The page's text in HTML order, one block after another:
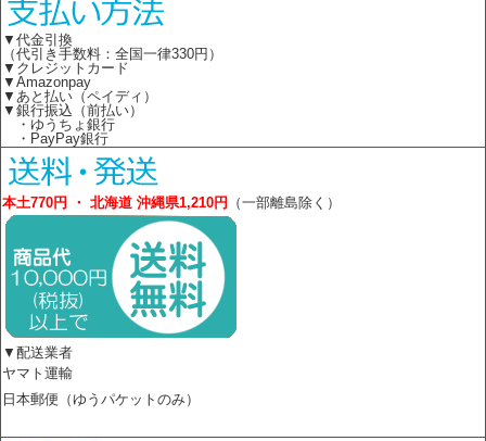
▼代金引換
（代引き手数料：全国一律330円）
▼クレジットカード
▼Amazonpay
▼あと払い（ペイディ）
▼銀行振込（前払い）
・ゆうちょ銀行
・PayPay銀行
本土770円 ・ 北海道 沖縄県1,210円 （一部離島除く）
▼配送業者
ヤマト運輸
日本郵便（ゆうパケットのみ）